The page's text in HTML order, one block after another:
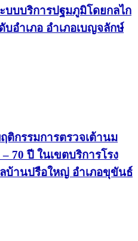
บบริการปฐมภูมิโดยกลไก
ำเภอ อำเภอเบญจลักษ์
กรรมการตรวจเต้านม
70 ปี ในเขตบริการโรง
บ้านปรือใหญ่ อำเภอขุขันธ์